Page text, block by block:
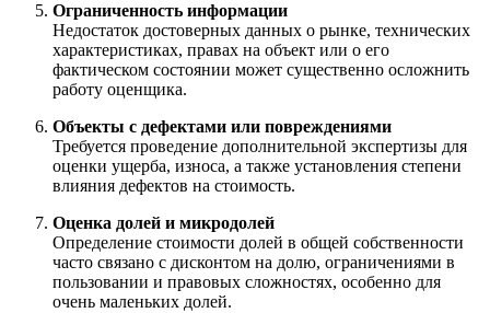
Ограниченность информации
Недостаток достоверных данных о рынке, технических
характеристиках, правах на объект или о его
фактическом состоянии может существенно осложнить
работу оценщика.
Объекты с дефектами или повреждениями
Требуется проведение дополнительной экспертизы для
оценки ущерба, износа, а также установления степени
влияния дефектов на стоимость.
Оценка долей и микродолей
Определение стоимости долей в общей собственности
часто связано с дисконтом на долю, ограничениями в
пользовании и правовых сложностях, особенно для
очень маленьких долей.